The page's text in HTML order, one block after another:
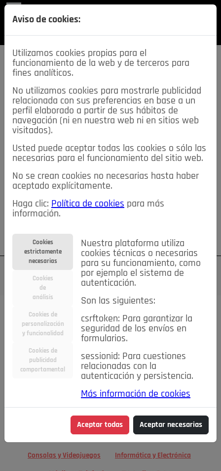
SECCIONES
descarga esta
REVISTA
≡NOTICIAS
NOTICIAS SERVICIOS DE INTERÉS
TABLÓN DE ANUNCIOS MIS ANUNCIOS CONTACTO
NOSOTROS
Su cuenta Regístrese ¿Olvidó su contraseña?
TODAS Deporte Bicicletas Deportes y Ocio
Electrodomésticos
Niños y Bebés Inmobiliaria Construcción y Reformas
Moda Accesorios Ropa Motor
Motor y Accesorios Motos Ocio
Cine, Libros y Música Coleccionismo Otros
Consolas y Videojuegos Informática y Electrónica
Aviso de cookies:
Utilizamos cookies propias para el
funcionamiento de la web y de terceros para
fines analíticos.
No utilizamos cookies para mostrarle publicidad
relacionada con sus preferencias en base a un
perfil elaborado a partir de sus hábitos de
navegación (ni en nuestra web ni en sitios web
visitados).
Usted puede aceptar todas las cookies o sólo las
necesarias para el funcionamiento del sitio web.
No se crean cookies no necesarias hasta haber
aceptado explícitamente.
Haga clic: Política de cookies para más
información.
Cookies
estrictamente
necesarias
Cookies
de
análisis
Cookies de
personalización
y funcionalidad
Cookies de
publicidad
comportamental
Nuestra plataforma utiliza
cookies técnicas o necesarias
para su funcionamiento, como
por ejemplo el sistema de
autenticación.
Son las siguientes:
csrftoken: Para garantizar la
seguridad de los envíos en
formularios.
sessionid: Para cuestiones
relacionadas con la
autenticación y persistencia.
Más información de cookies
Aceptar todas Aceptar necesarias